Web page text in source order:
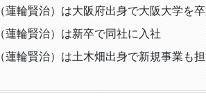
蓮輪賢治）は大阪府出身で大阪大学を
蓮輪賢治）は新卒で同社に入社
蓮輪賢治）は土木畑出身で新規事業も